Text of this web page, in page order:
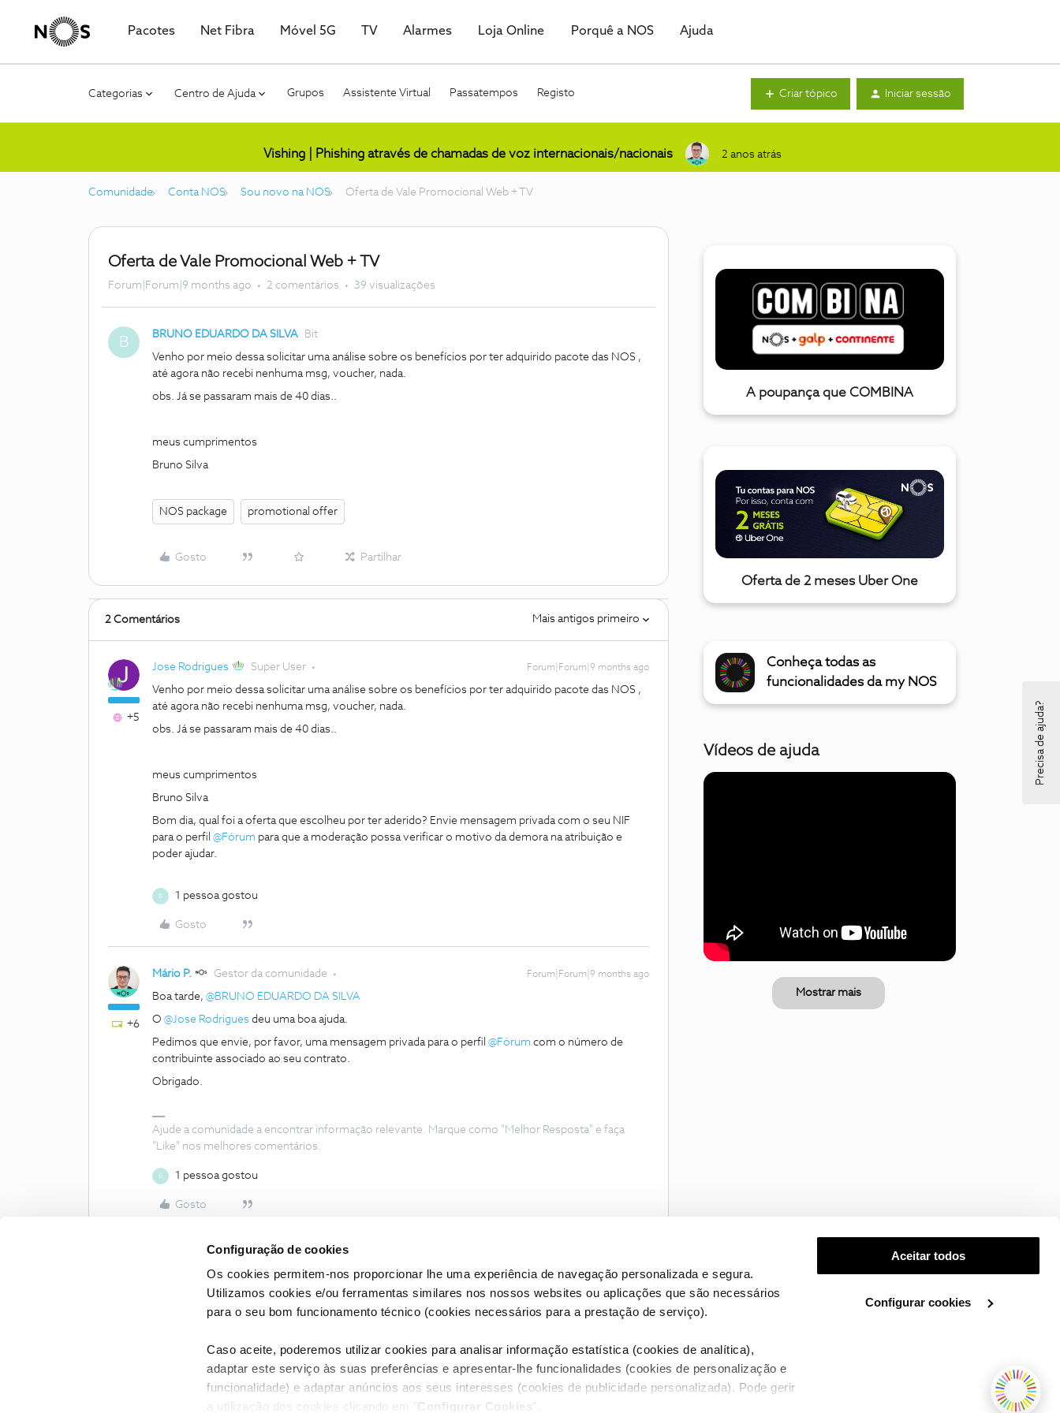
Configuração de cookies
Os cookies permitem-nos proporcionar lhe uma experiência de navegação personalizada e segura.
Utilizamos cookies e/ou ferramentas similares nos nossos websites ou aplicações que são necessários
para o seu bom funcionamento técnico (cookies necessários para a prestação de serviço).
Caso aceite, poderemos utilizar cookies para analisar informação estatística (cookies de analítica),
adaptar este serviço às suas preferências e apresentar-lhe funcionalidades (cookies de personalização e
funcionalidade) e adaptar anúncios aos seus interesses (cookies de publicidade personalizada). Pode gerir
a utilização dos cookies clicando em " Configurar Cookies ".
Aceitar todos
Configurar cookies
Pacotes Net Fibra Móvel 5G TV Alarmes Loja Online Porquê a NOS Ajuda
Categorias Centro de Ajuda Grupos Assistente Virtual Passatempos Registo Criar tópico Iniciar sessão
Vishing | Phishing através de chamadas de voz internacionais/nacionais 2 anos atrás
Comunidade Conta NOS Sou novo na NOS Oferta de Vale Promocional Web + TV
Oferta de Vale Promocional Web + TV
Forum|Forum|9 months ago 2 comentários 39 visualizações
B BRUNO EDUARDO DA SILVA Bit
Venho por meio dessa solicitar uma análise sobre os benefícios por ter adquirido pacote das NOS ,
até agora não recebi nenhuma msg, voucher, nada.
obs. Já se passaram mais de 40 dias..
meus cumprimentos
Bruno Silva
NOS package promotional offer
Gosto Partilhar
2 Comentários Mais antigos primeiro
+5
Jose Rodrigues Super User Forum|Forum|9 months ago
Venho por meio dessa solicitar uma análise sobre os benefícios por ter adquirido pacote das NOS ,
até agora não recebi nenhuma msg, voucher, nada.
obs. Já se passaram mais de 40 dias..
meus cumprimentos
Bruno Silva
Bom dia, qual foi a oferta que escolheu por ter aderido? Envie mensagem privada com o seu NIF
para o perfil ​ @Fórum para que a moderação possa verificar o motivo da demora na atribuição e
poder ajudar.
B 1 pessoa gostou
Gosto
+6
Mário P. Gestor da comunidade Forum|Forum|9 months ago
Boa tarde, ​ @BRUNO EDUARDO DA SILVA
O ​ @Jose Rodrigues deu uma boa ajuda.
Pedimos que envie, por favor, uma mensagem privada para o perfil ​ @Fórum com o número de
contribuinte associado ao seu contrato.
Obrigado.
Ajude a comunidade a encontrar informação relevante. Marque como "Melhor Resposta" e faça
"Like" nos melhores comentários.
B 1 pessoa gostou
Gosto
A poupança que COMBINA
Oferta de 2 meses Uber One
Conheça todas as
funcionalidades da my NOS
Vídeos de ajuda
Mostrar mais
Condições do Fórum NOS Accessibility statement
Precisa de ajuda?